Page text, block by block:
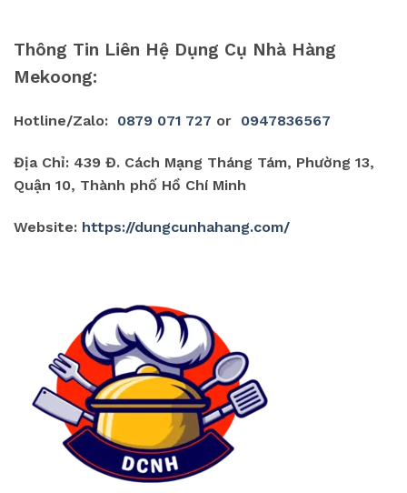
Thông Tin Liên Hệ Dụng Cụ Nhà Hàng
Mekoong:
Hotline/Zalo: 0879 071 727 or 0947836567
Địa Chỉ: 439 Đ. Cách Mạng Tháng Tám, Phường 13,
Quận 10, Thành phố Hồ Chí Minh
Website: https://dungcunhahang.com/